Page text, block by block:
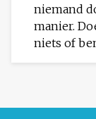
niemand
manier.
niets of